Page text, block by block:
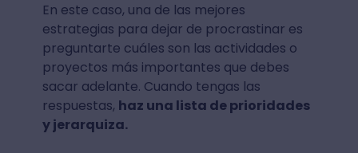
En este caso, una de las mejores
estrategias para dejar de procrastinar es
preguntarte cuáles son las actividades o
proyectos más importantes que debes
sacar adelante. Cuando tengas las
respuestas, haz una lista de prioridades
y jerarquiza.